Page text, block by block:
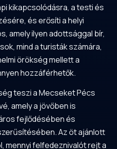
kikapcsolódásra, a testi és
és erősíti a helyi
amely ilyen adottsággal bír,
mind a turisták számára,
örökség mellett a
hozzáférhetők.
teszi a Mecseket Pécs
amely a jövőben is
fejlődésében és
Az öt ajánlott
mennyi felfedeznivalót rejt a